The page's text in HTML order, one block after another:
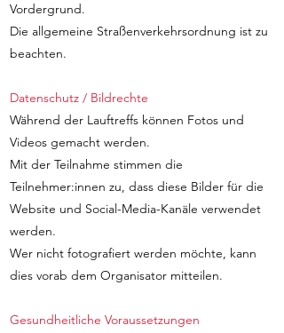
Vordergrund.
Die allgemeine Straßenverkehrsordnung ist zu
beachten.
Datenschutz / Bildrechte
Während der Lauftreffs können Fotos und
Videos gemacht werden.
Mit der Teilnahme stimmen die
Teilnehmer:innen zu, dass diese Bilder für die
Website und Social-Media-Kanäle verwendet
werden.
Wer nicht fotografiert werden möchte, kann
dies vorab dem Organisator mitteilen.
Gesundheitliche Voraussetzungen